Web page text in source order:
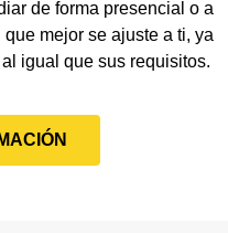
de forma presencial o a
mejor se ajuste a ti, ya
igual que sus requisitos.